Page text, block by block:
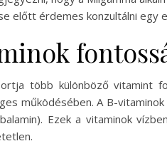
előtt érdemes konzultálni egy
több különböző vitamint
működésében. A B-
Ezek a vitaminok